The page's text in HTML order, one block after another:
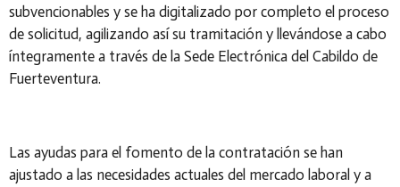
subvencionables y se ha digitalizado por completo el proceso
de solicitud, agilizando así su tramitación y llevándose a cabo
íntegramente a través de la Sede Electrónica del Cabildo de
Fuerteventura.
Las ayudas para el fomento de la contratación se han
ajustado a las necesidades actuales del mercado laboral y a